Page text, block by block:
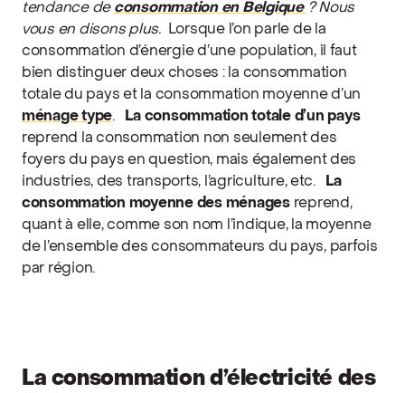
tendance de consommation en Belgique ? Nous
vous en disons plus.
Lorsque l’on parle de la
consommation d’énergie d’une population, il faut
bien distinguer deux choses : la consommation
totale du pays et la consommation moyenne d’un
ménage type.
La consommation totale d’un pays
reprend la consommation non seulement des
foyers du pays en question, mais également des
industries, des transports, l’agriculture, etc.
La
consommation moyenne des ménagesreprend,
quant à elle, comme son nom l’indique, la moyenne
de l’ensemble des consommateurs du pays, parfois
par région.
La consommation d’électricité des